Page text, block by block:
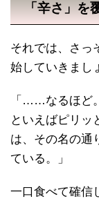
「辛さ」
それでは、さっ
始していきまし
「……なるほど
といえばピリッ
は、その名の通
ている。」
一口食べて確信